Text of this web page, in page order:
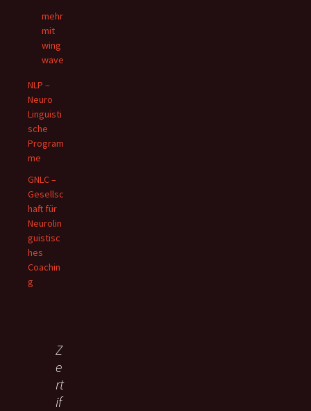
mehr
mit
wing
wave
NLP –
Neuro
Linguisti
sche
Program
me
GNLC –
Gesellsc
haft für
Neurolin
guistisc
hes
Coachin
g
Z
e
rt
if